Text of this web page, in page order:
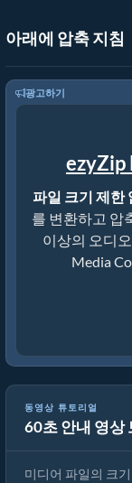
아래에 압축 지침
광고하기
ezyZip
파일 크기 제한
를 변환하고 압
이상의 오디
Media
동영상 튜토리얼
60초 안내 영상
MP4를 16MB로 줄
미디어 파일의 크